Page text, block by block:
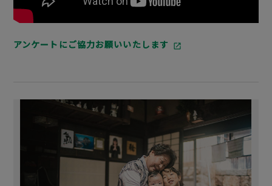
アンケートにご協力お願いいたします